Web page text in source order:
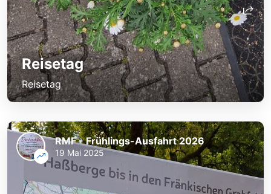
Reisetag
Reisetag
RMF - Frühlings-Ausfahrt 2026
19 Mai 2025